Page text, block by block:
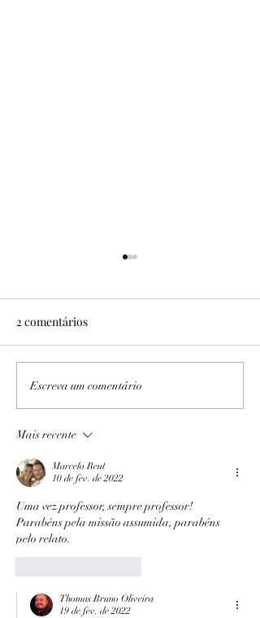
2 comentários
Escreva um comentário
Mais recente
Marcelo Reul
10 de fev. de 2022
Uma vez professor, sempre professor!
Parabéns pela missão assumida, parabéns
pelo relato.
Thomas Bruno Oliveira
19 de fev. de 2022